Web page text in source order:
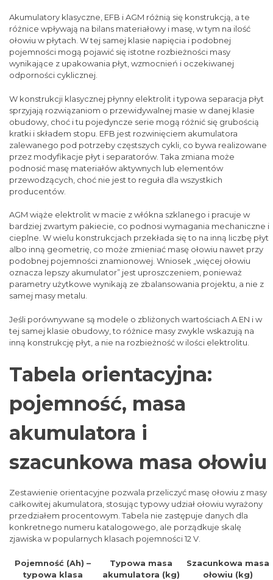
Akumulatory klasyczne, EFB i AGM różnią się konstrukcją, a te
różnice wpływają na bilans materiałowy i masę, w tym na ilość
ołowiu w płytach. W tej samej klasie napięcia i podobnej
pojemności mogą pojawić się istotne rozbieżności masy
wynikające z upakowania płyt, wzmocnień i oczekiwanej
odporności cyklicznej.
W konstrukcji klasycznej płynny elektrolit i typowa separacja płyt
sprzyjają rozwiązaniom o przewidywalnej masie w danej klasie
obudowy, choć i tu pojedyncze serie mogą różnić się grubością
kratki i składem stopu. EFB jest rozwinięciem akumulatora
zalewanego pod potrzeby częstszych cykli, co bywa realizowane
przez modyfikacje płyt i separatorów. Taka zmiana może
podnosić masę materiałów aktywnych lub elementów
przewodzących, choć nie jest to reguła dla wszystkich
producentów.
AGM wiąże elektrolit w macie z włókna szklanego i pracuje w
bardziej zwartym pakiecie, co podnosi wymagania mechaniczne i
cieplne. W wielu konstrukcjach przekłada się to na inną liczbę płyt
albo inną geometrię, co może zmieniać masę ołowiu nawet przy
podobnej pojemności znamionowej. Wniosek „więcej ołowiu
oznacza lepszy akumulator” jest uproszczeniem, ponieważ
parametry użytkowe wynikają ze zbalansowania projektu, a nie z
samej masy metalu.
Jeśli porównywane są modele o zbliżonych wartościach A EN i w
tej samej klasie obudowy, to różnice masy zwykle wskazują na
inną konstrukcję płyt, a nie na rozbieżność w ilości elektrolitu.
Tabela orientacyjna:
pojemność, masa
akumulatora i
szacunkowa masa ołowiu
Zestawienie orientacyjne pozwala przeliczyć masę ołowiu z masy
całkowitej akumulatora, stosując typowy udział ołowiu wyrażony
przedziałem procentowym. Tabela nie zastępuje danych dla
konkretnego numeru katalogowego, ale porządkuje skalę
zjawiska w popularnych klasach pojemności 12 V.
Pojemność (Ah) –
typowa klasa
Typowa masa
akumulatora (kg)
Szacunkowa masa
ołowiu (kg)